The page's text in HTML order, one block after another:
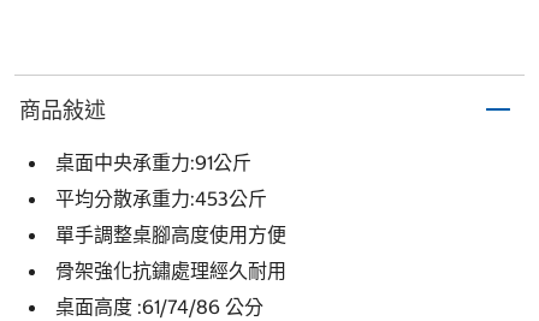
商品敍述
桌面中央承重力:91公斤
平均分散承重力:453公斤
單手調整桌腳高度使用方便
骨架強化抗鏽處理經久耐用
桌面高度 :61/74/86 公分